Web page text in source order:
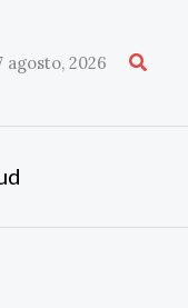
agosto, 2026